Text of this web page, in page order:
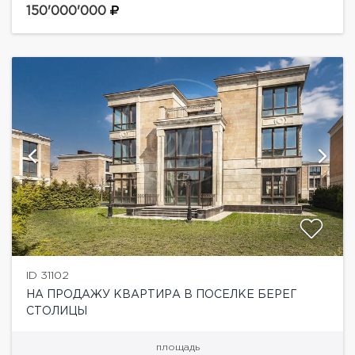
от Серебряного бора.В собственности:-
150'000'000
ID 31102
НА ПРОДАЖУ КВАРТИРА В ПОСЕЛКЕ БЕРЕГ
СТОЛИЦЫ
площадь